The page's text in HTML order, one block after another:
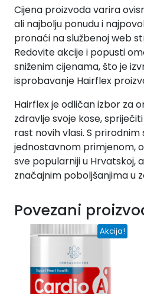
Cijena proizvoda varira
ali najbolju ponudu i
pronaći na službenoj web
Redovite akcije i popusti
sniženim cijenama, što je
isprobavanje Hairflex
Hairflex je odličan izbor za
zdravlje svoje kose,
rast novih vlasi. S prirodnim
jednostavnom primjenom,
sve popularniji u Hrvatskoj,
značajnim poboljšanjima u
Povezani
Akcija!